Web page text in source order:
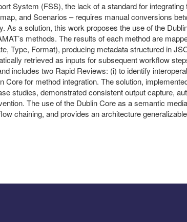
System (FSS), the lack of a standard for
and Scenarios – requires manual conversions
As a solution, this work proposes the use of the
methods. The results of each method are
Type, Format), producing metadata structured in
retrieved as inputs for subsequent workflow
includes two Rapid Reviews: (i) to identify
Core for method integration. The solution,
studies, demonstrated consistent output capture,
The use of the Dublin Core as a semantic
chaining, and provides an architecture